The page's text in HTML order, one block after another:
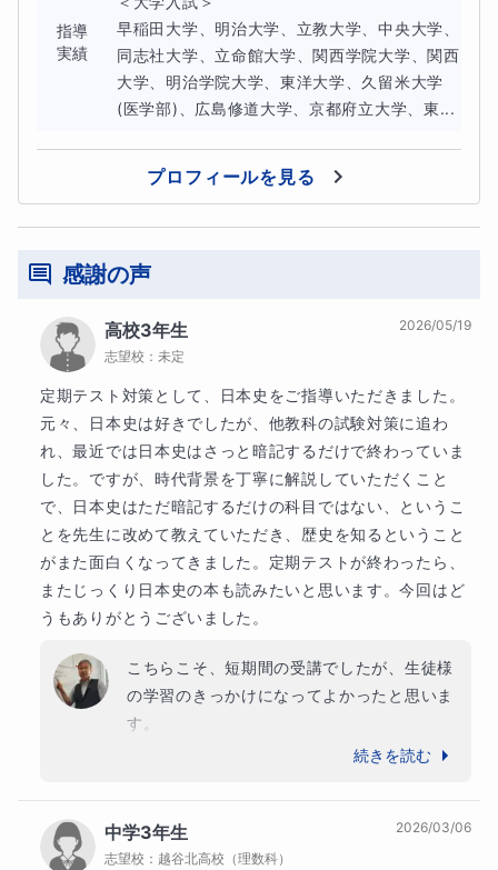
最終的に共通テストで８割以上を目指す方にとっては必須
講座となっています。
この講座は楽して点数を取る講座ではありませ
。そのような小手先のテクニックを求めている方はこの
授業は合いません。
【使用テキスト】
教科書、共通テストや志望校の過去問、正誤問題集(生徒
によって使用するものが異なるので、初回体験授業時と面
談である程度指針を立てます)、授業で使用しているサブ
ノート、「差がつく問題と解き方 日本史」(旺文社)など
生徒の目標点に応じて使用する教材を選定します。
【授業進行予定】
１ 正誤問題の基本的な考え方・出題形式
２ 正誤問題の作られ方と関連性
３ 正誤問題で注意すべき問題
４ 共通テスト型の正誤問題攻略演習
７ 組み合わせ正誤問題の攻略演習
８ 資料・史料を使った正誤問題の攻略演習
指導
実績
早稲田大学、明治大学、立教大学、中央大学、
同志社大学、立命館大学、関西学院大学、関西
大学、明治学院大学、東洋大学、久留米大学
(医学部)、広島修道大学、京都府立大学、東...
プロフィールを見る
感謝の声
高校3年生
志望校： 未定
2026/05/19
定期テスト対策として、日本史をご指導いただきました。
元々、日本史は好きでしたが、他教科の試験対策に追わ
れ、最近では日本史はさっと暗記するだけで終わっていま
した。ですが、時代背景を丁寧に解説していただくこと
で、日本史はただ暗記するだけの科目ではない、というこ
とを先生に改めて教えていただき、歴史を知るということ
がまた面白くなってきました。定期テストが終わったら、
またじっくり日本史の本も読みたいと思います。今回はど
うもありがとうございました。
こちらこそ、短期間の受講でしたが、生徒様
の学習のきっかけになってよかったと思いま
す。
もちろん、ここからがスタートラインです。
慣を定着させてください。また、７月以降で
受講される際はよろしくお願いいたします。
続きを読む
中学3年生
志望校： 越谷北高校（理数科）
2026/03/06